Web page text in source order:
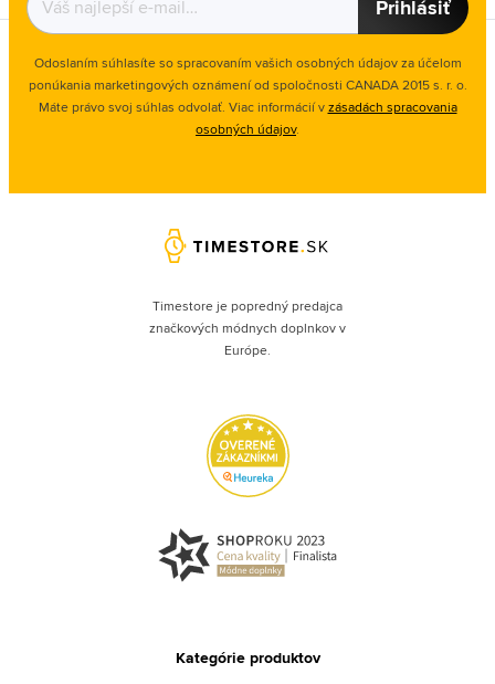
Prihlásiť
Odoslaním súhlasíte so spracovaním vašich osobných údajov za účelom
ponúkania marketingových oznámení od spoločnosti CANADA 2015 s. r. o.
Máte právo svoj súhlas odvolať. Viac informácií vzásadách spracovania
osobných údajov.
Timestore je popredný predajca
značkových módnych doplnkov v
Európe.
Kategórie produktov